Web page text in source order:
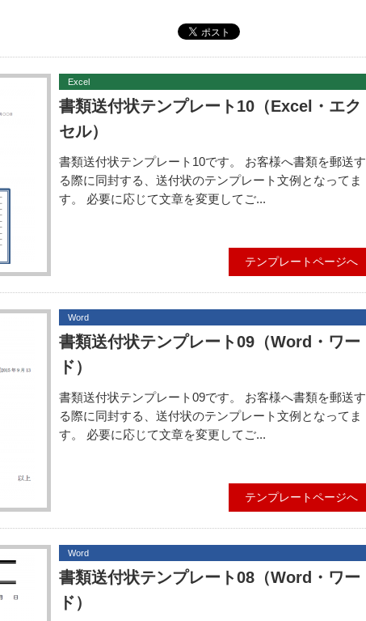
Excel
書類送付状テンプレート10（Excel・エク
セル）
書類送付状テンプレート10です。 お客様へ書類を郵送す
る際に同封する、送付状のテンプレート文例となってま
す。 必要に応じて文章を変更してご...
テンプレートページへ
Word
書類送付状テンプレート09（Word・ワー
ド）
書類送付状テンプレート09です。 お客様へ書類を郵送す
る際に同封する、送付状のテンプレート文例となってま
す。 必要に応じて文章を変更してご...
テンプレートページへ
Word
書類送付状テンプレート08（Word・ワー
ド）